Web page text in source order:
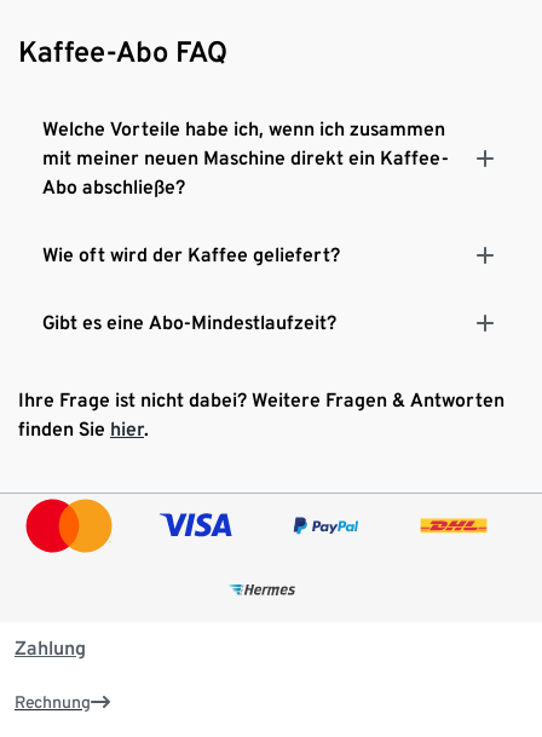
Kaffee-Abo FAQ
Welche Vorteile habe ich, wenn ich zusammen
mit meiner neuen Maschine direkt ein Kaffee-
Abo abschließe?
Wie oft wird der Kaffee geliefert?
Gibt es eine Abo-Mindestlaufzeit?
Ihre Frage ist nicht dabei? Weitere Fragen & Antworten
finden Sie hier.
Zahlung
Rechnung